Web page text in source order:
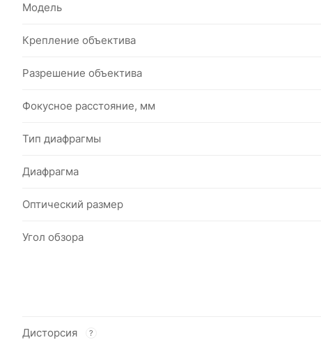
Модель
Крепление объектива
Разрешение объектива
Фокусное расстояние, мм
Тип диафрагмы
Диафрагма
Оптический размер
Угол обзора
Дисторсия ?